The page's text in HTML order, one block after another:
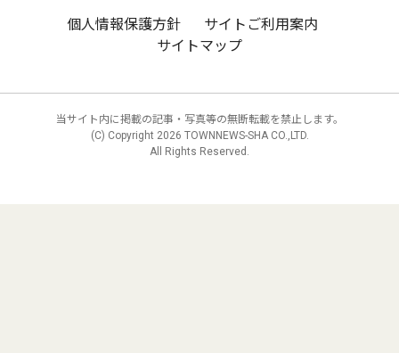
個人情報保護方針
サイトご利用案内
サイトマップ
当サイト内に掲載の記事・写真等の無断転載を禁止します。
(C) Copyright 2026 TOWNNEWS-SHA CO.,LTD.
All Rights Reserved.